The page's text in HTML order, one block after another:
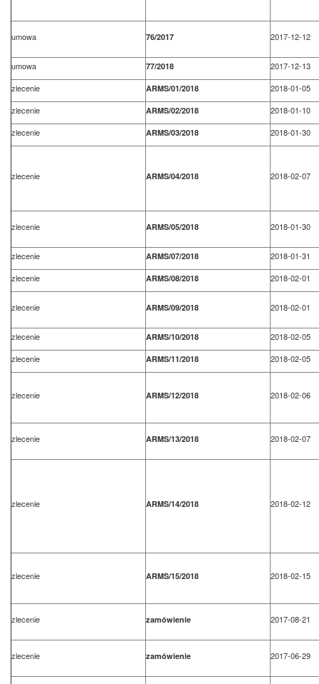
umowa 76/2017 2017-12-12
umowa 77/2018
2017-12-13
zlecenie
ARMS/01/2018
2018-01-05
zlecenie
ARMS/02/2018
2018-01-10
zlecenie
ARMS/03/2018 2018-01-30
zlecenie ARMS/04/2018 2018-02-07
zlecenie ARMS/05/2018 2018-01-30
zlecenie ARMS/07/2018
2018-01-31
zlecenie
ARMS/08/2018 2018-02-01
zlecenie ARMS/09/2018 2018-02-01
zlecenie ARMS/10/2018
2018-02-05
zlecenie
ARMS/11/2018 2018-02-05
zlecenie ARMS/12/2018 2018-02-06
zlecenie ARMS/13/2018 2018-02-07
zlecenie ARMS/14/2018 2018-02-12
zlecenie ARMS/15/2018 2018-02-15
zlecenie zamówienie 2017-08-21
zlecenie zamówienie 2017-06-29